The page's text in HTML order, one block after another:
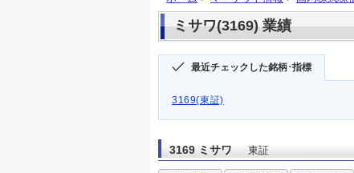
ミサワ(3169) 業績
最近チェックした銘柄･指標
3169(東証)
3169 ミサワ 東証